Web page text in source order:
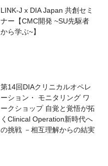
LINK-J x DIA Japan 共創セミ
ナー【CMC開発 ~SU先駆者
から学ぶ~】
第14回DIAクリニカルオペレ
ーション・ モニタリング ワ
ークショップ 自覚と覚悟が拓
くClinical Operation新時代へ
の挑戦 －相互理解からの結実